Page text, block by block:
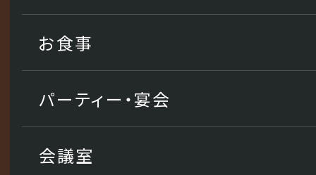
お食事
パーティー・宴会
会議室